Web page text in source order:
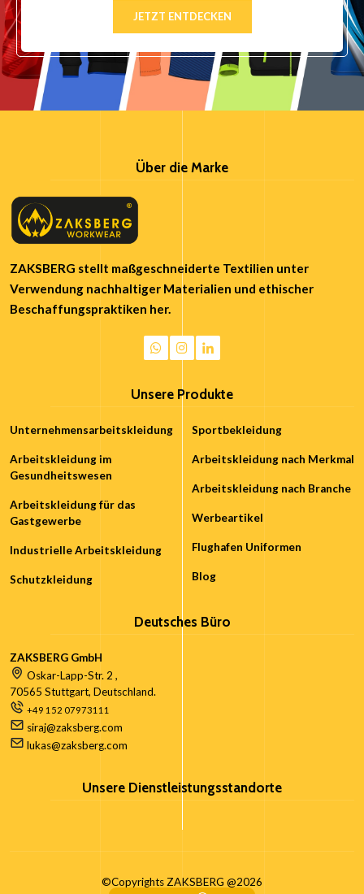
JETZT ENTDECKEN
Über die Marke
ZAKSBERG stellt maßgeschneiderte Textilien unter
Verwendung nachhaltiger Materialien und ethischer
Beschaffungspraktiken her.
Unsere Produkte
Unternehmensarbeitskleidung
Arbeitskleidung im
Gesundheitswesen
Arbeitskleidung für das
Gastgewerbe
Industrielle Arbeitskleidung
Schutzkleidung
Sportbekleidung
Arbeitskleidung nach Merkmal
Arbeitskleidung nach Branche
Werbeartikel
Flughafen Uniformen
Blog
Deutsches Büro
ZAKSBERG GmbH
Oskar-Lapp-Str. 2 ,
70565 Stuttgart, Deutschland.
+49 152 07973111
siraj@zaksberg.com
lukas@zaksberg.com
Unsere Dienstleistungsstandorte
©Copyrights ZAKSBERG @2026